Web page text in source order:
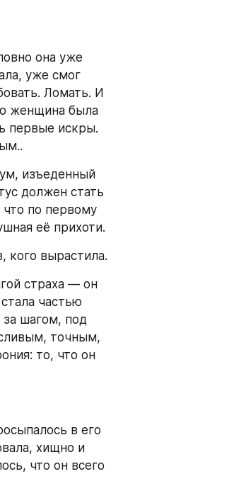
она уже
уже смог
Ломать. И
женщина была
первые искры.
изъеденный
должен стать
по первому
её прихоти.
кого вырастила.
страха — он
частью
шагом, под
точным,
то, что он
в его
хищно и
что он всего